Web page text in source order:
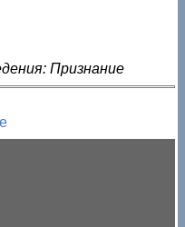
Признание